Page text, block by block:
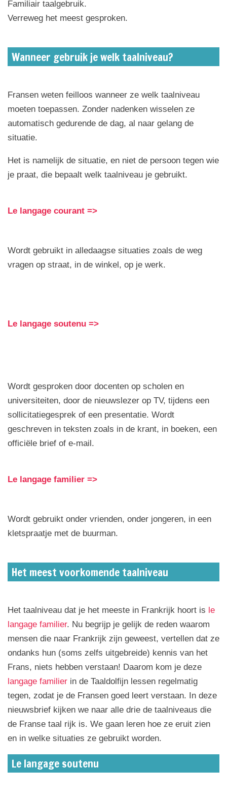
Familiair taalgebruik.
Verreweg het meest gesproken.
Wanneer gebruik je welk taalniveau?
Fransen weten feilloos wanneer ze welk taalniveau
moeten toepassen. Zonder nadenken wisselen ze
automatisch gedurende de dag, al naar gelang de
situatie.
Het is namelijk de situatie, en niet de persoon tegen wie
je praat, die bepaalt welk taalniveau je gebruikt.
Le langage courant =>
Wordt gebruikt in alledaagse situaties zoals de weg
vragen op straat, in de winkel, op je werk.
Le langage soutenu =>
Wordt gesproken door docenten op scholen en
universiteiten, door de nieuwslezer op TV, tijdens een
sollicitatiegesprek of een presentatie. Wordt
geschreven in teksten zoals in de krant, in boeken, een
officiële brief of e-mail.
Le langage familier =>
Wordt gebruikt onder vrienden, onder jongeren, in een
kletspraatje met de buurman.
Het meest voorkomende taalniveau
Het taalniveau dat je het meeste in Frankrijk hoort is le
langage familier. Nu begrijp je gelijk de reden waarom
mensen die naar Frankrijk zijn geweest, vertellen dat ze
ondanks hun (soms zelfs uitgebreide) kennis van het
Frans, niets hebben verstaan! Daarom kom je deze
langage familier in de Taaldolfijn lessen regelmatig
tegen, zodat je de Fransen goed leert verstaan. In deze
nieuwsbrief kijken we naar alle drie de taalniveaus die
de Franse taal rijk is. We gaan leren hoe ze eruit zien
en in welke situaties ze gebruikt worden.
Le langage soutenu